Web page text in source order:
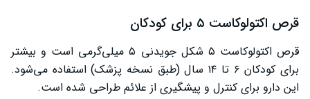
قرص اکتولوکاست ۵ برای کودکان
قرص اکتولوکاست ۵ شکل جویدنی ۵ میلی‌گرمی است و بیشتر
برای کودکان ۶ تا ۱۴ سال (طبق نسخه پزشک) استفاده می‌شود.
این دارو برای کنترل و پیشگیری از علائم طراحی شده است.